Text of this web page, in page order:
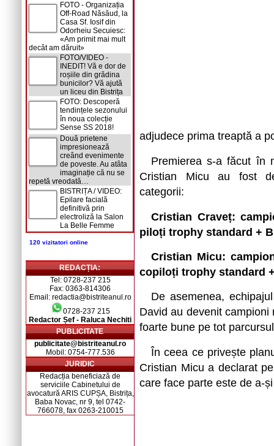
FOTO - Organizația
Off-Road Năsăud, la
Casa Sf. Iosif din
Odorheiu Secuiesc:
«Am primit mai mult
decât am dăruit»
FOTO/VIDEO -
INEDIT! Vă e dor de
roșiile din grădina
bunicilor? Vă ajută
un liceu din Bistrița
FOTO: Descoperă
tendințele sezonului
în noua colecție
Sense SS 2018!
Două prietene
impresionează
creând evenimente
de poveste. Au atâta
imaginație că nu se
repetă vreodată…
BISTRIȚA / VIDEO:
Epilare facială
definitivă prin
electroliză la Salon
La Belle Femme
120 vizitatori online
REDACȚIA:
Tel: 0728-237 215
Fax: 0363-814306
Email: redactia@bistriteanul.ro
0728-237 215
Redactor Șef - Raluca Nechiti
PUBLICITATE
publicitate@bistriteanul.ro
Mobil: 0754-777.536
JURIDIC
Redacția beneficiază de
serviciile Cabinetului de
avocatură ARIS CUPȘA, Bistrița,
Baba Novac, nr 9, tel 0742-
766078, fax 0263-210015
adjudece prima treaptă a
Premierea s-a făcut în
Cristian Micu au fost
categorii:
Cristian Craveț:
piloți trophy standard + B
Cristian Micu:
copiloți trophy standard
De asemenea,
David au devenit
foarte bune pe tot
În ceea ce privește
Cristian Micu a declarat
care face parte este de a-